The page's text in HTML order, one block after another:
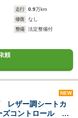
走行 0.9万km
修復
なし
整備
法定整備付
頼
NEW
ザー調シートカ
コントロール ア